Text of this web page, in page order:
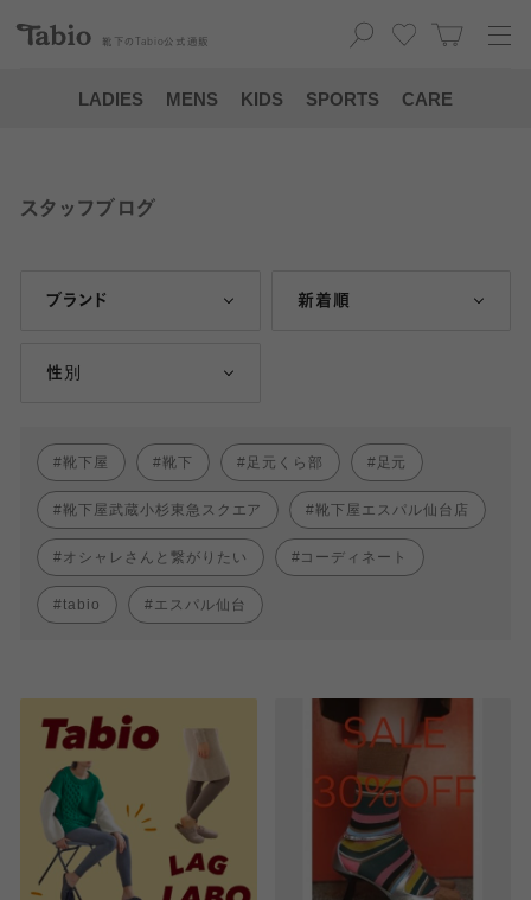
靴下の Tabio 公式通販
LADIES MENS KIDS SPORTS CARE
スタッフブログ
ブランド 新着順
性別
靴下屋 靴下 足元くら部 足元
靴下屋武蔵小杉東急スクエア 靴下屋エスパル仙台店
オシャレさんと繋がりたい コーディネート
tabio エスパル仙台